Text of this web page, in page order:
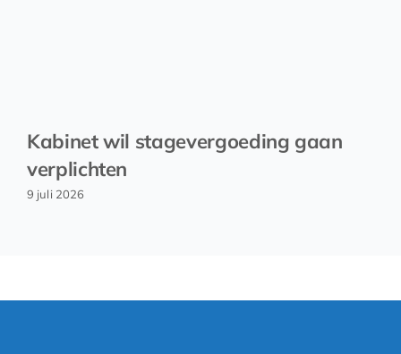
Kabinet wil stagevergoeding gaan
verplichten
9 juli 2026